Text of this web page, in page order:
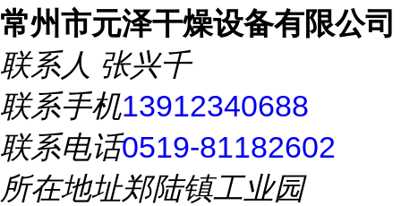
常州市元泽干燥设备有限公司
联系人 张兴千
联系手机13912340688
联系电话0519-81182602
所在地址郑陆镇工业园